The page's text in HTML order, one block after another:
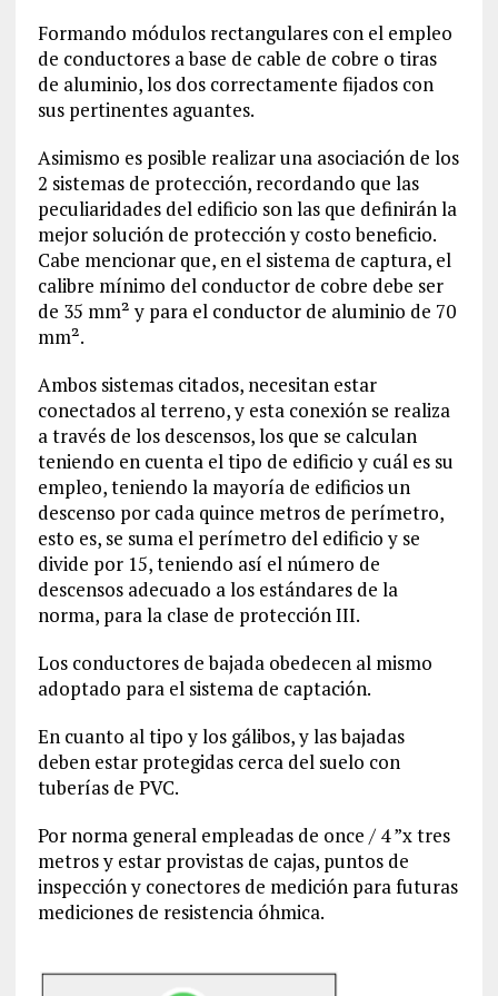
Formando módulos rectangulares con el empleo
de conductores a base de cable de cobre o tiras
de aluminio, los dos correctamente fijados con
sus pertinentes aguantes.
Asimismo es posible realizar una asociación de los
2 sistemas de protección, recordando que las
peculiaridades del edificio son las que definirán la
mejor solución de protección y costo beneficio.
Cabe mencionar que, en el sistema de captura, el
calibre mínimo del conductor de cobre debe ser
de 35 mm² y para el conductor de aluminio de 70
mm².
Ambos sistemas citados, necesitan estar
conectados al terreno, y esta conexión se realiza
a través de los descensos, los que se calculan
teniendo en cuenta el tipo de edificio y cuál es su
empleo, teniendo la mayoría de edificios un
descenso por cada quince metros de perímetro,
esto es, se suma el perímetro del edificio y se
divide por 15, teniendo así el número de
descensos adecuado a los estándares de la
norma, para la clase de protección III.
Los conductores de bajada obedecen al mismo
adoptado para el sistema de captación.
En cuanto al tipo y los gálibos, y las bajadas
deben estar protegidas cerca del suelo con
tuberías de PVC.
Por norma general empleadas de once / 4 ”x tres
metros y estar provistas de cajas, puntos de
inspección y conectores de medición para futuras
mediciones de resistencia óhmica.